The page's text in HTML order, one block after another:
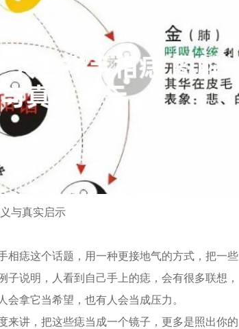
与真实启示
相痣这个话题，用一种更接地气的方式，把一些
子说明，人看到自己手上的痣，会有很多联想，
拿它当希望，也有人会当成压力。
来讲，把这些痣当成一个镜子，更多是照出你的